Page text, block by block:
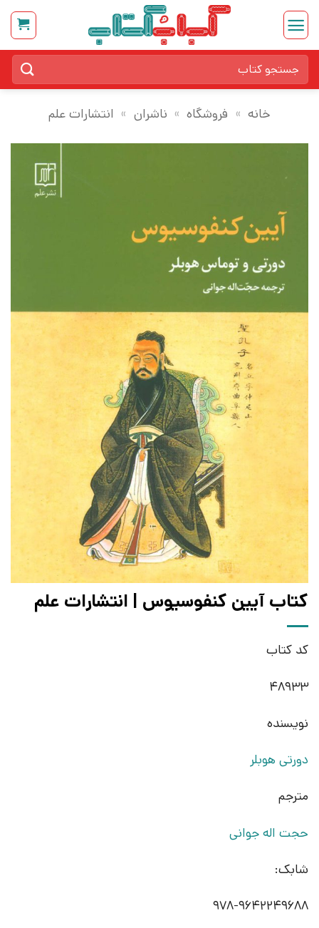
Skip
content
برای:
خانه » فروشگاه » ناشران » انتشارات علم
کتاب آیین کنفوسیوس | انتشارات علم
کد کتاب
48933
نویسنده
دورتی هوبلر
مترجم
حجت اله جوانی
شابک:
978-9642249688